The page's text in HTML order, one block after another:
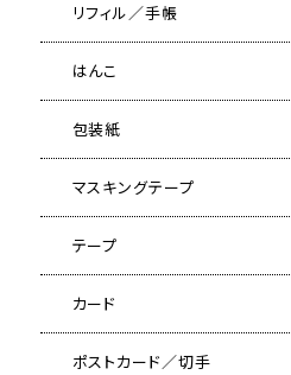
リフィル／手帳
はんこ
包装紙
マスキングテープ
テープ
カード
ポストカード／切手